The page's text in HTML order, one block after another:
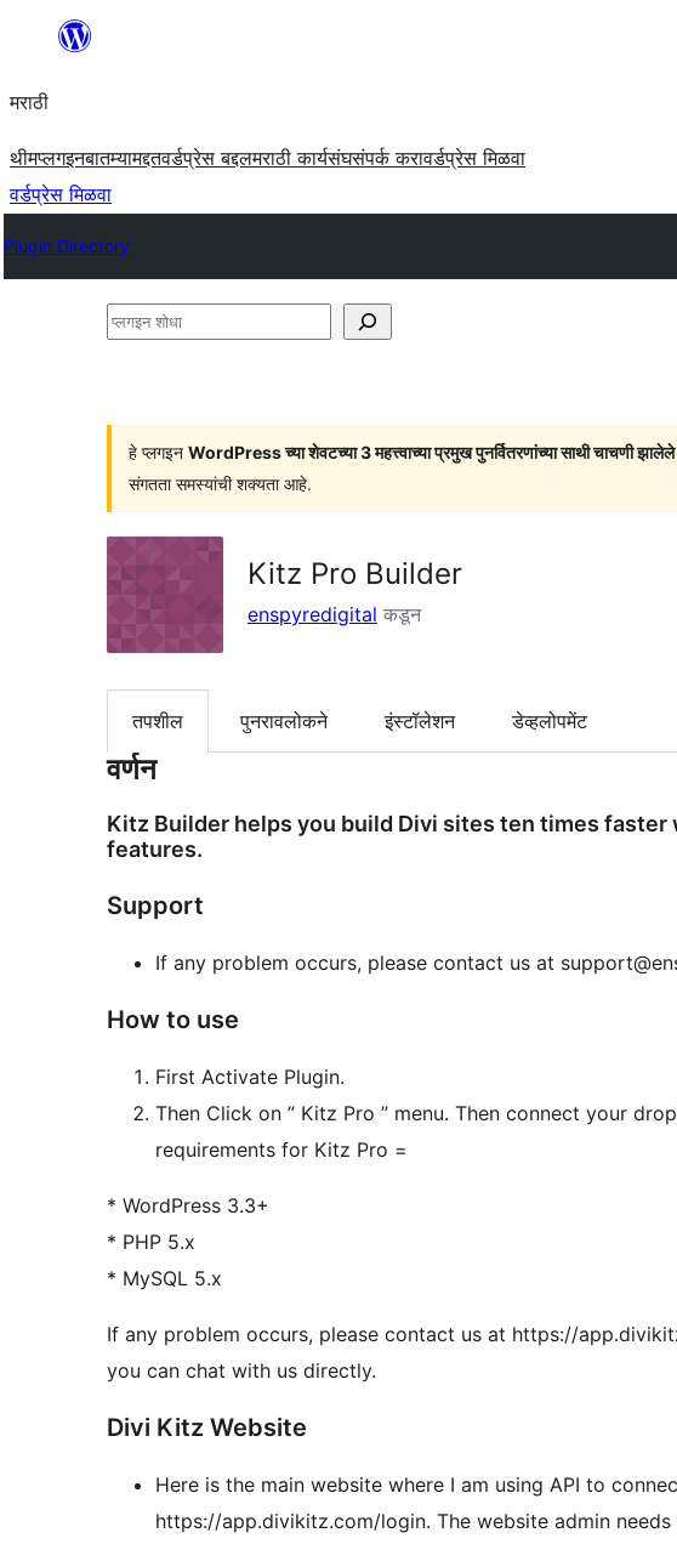
सामुग्रीवर
मराठी
थीमप्लगइनबातम्यामद्दतवर्डप्रेस बद्दलमराठी कार्यसंघसंपर्क करावर्डप्रेस मिळवा
वर्डप्रेस मिळवा
Plugin Directory
प्लगइन
हे प्लगइन WordPress च्या शेवटच्या 3 महत्त्वाच्या प्रमुख पुनर्वितरणांच्या साथी चाचणी झालेले
संगतता समस्यांची शक्यता आहे.
Kitz Pro Builder
enspyredigital कडून
तपशील पुनरावलोकने इंस्टॉलेशन डेव्हलोपमेंट
वर्णन
Kitz Builder helps you build Divi sites ten times
features.
Support
If any problem occurs, please contact us at
How to use
First Activate Plugin.
Then Click on ” Kitz Pro ” menu. Then connect your
requirements for Kitz Pro =
* WordPress 3.3+
* PHP 5.x
* MySQL 5.x
If any problem occurs, please contact us at https://
you can chat with us directly.
Divi Kitz Website
Here is the main website where I am using API to
https://app.divikitz.com/login. The website admin